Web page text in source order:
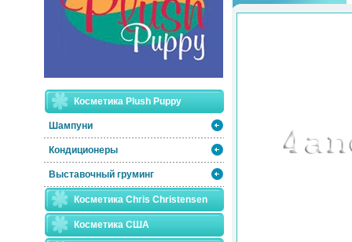
Косметика Plush Puppy
Шампуни
Кондиционеры
Выставочный груминг
Косметика Chris Christensen
Косметика США